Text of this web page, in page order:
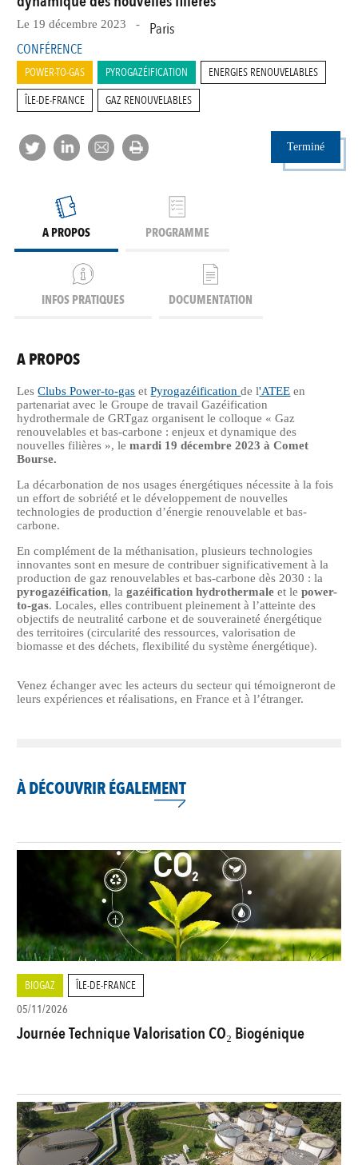
Le 19 décembre 2023 - Paris
CONFÉRENCE
POWER-TO-GAS PYROGAZÉIFICATION
ENERGIES RENOUVELABLES
ÎLE-DE-FRANCE
GAZ RENOUVELABLES
Terminé
A PROPOS PROGRAMME
INFOS PRATIQUES DOCUMENTATION
A PROPOS
LesClubs Power-to-gas etPyrogazéificationde l'ATEE en
partenariat avec le Groupe de travail Gazéification
hydrothermale de GRTgaz organisent le colloque « Gaz
renouvelables et bas-carbone : enjeux et dynamique des
nouvelles filières », lemardi 19 décembre 2023 à Comet
Bourse.
La décarbonation de nos usages énergétiques nécessite à la fois
un effort de sobriété et le développement de nouvelles
technologies de production d’énergie renouvelable et bas-
carbone.
En complément de la méthanisation, plusieurs technologies
innovantes sont en mesure de contribuer significativement à la
production de gaz renouvelables et bas-carbone dès 2030 : la
pyrogazéification, lagazéification hydrothermale et lepower-
to-gas. Locales, elles contribuent pleinement à l’atteinte des
objectifs de neutralité carbone et de souveraineté énergétique
des territoires (circularité des ressources, valorisation de
biomasse et des déchets, flexibilité du système énergétique).
Venez échanger avec les acteurs du secteur qui témoigneront de
leurs expériences et réalisations, en France et à l’étranger.
À DÉCOUVRIR ÉGALEMENT
BIOGAZ
ÎLE-DE-FRANCE
05/11/2026
Journée Technique Valorisation CO₂ Biogénique